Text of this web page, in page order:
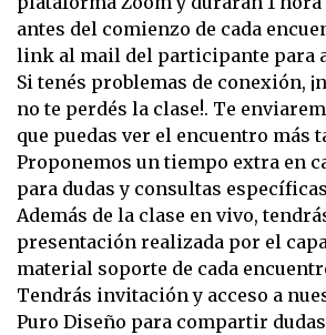
antes del comienzo de cada
link al mail del participante para
Si tenés problemas de conexión,
no te perdés la clase!. Te
que puedas ver el encuentro más
Proponemos un tiempo extra en
para dudas y consultas
Además de la clase en vivo,
presentación realizada por el
material soporte de cada
Tendrás invitación y acceso a
Puro Diseño para compartir